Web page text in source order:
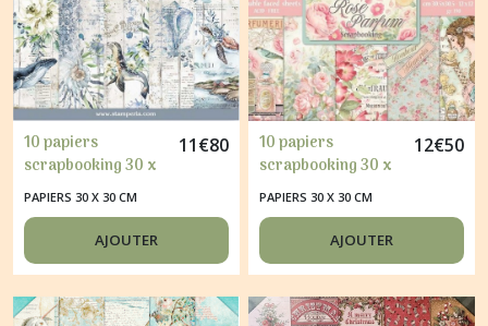
10 papiers
scrapbooking 30 x
30 cm STAMPERIA
ROMANTIC
COLLECTION SEA
DREAM
11€80
PAPIERS 30 X 30 CM
AJOUTER
10 papiers
scrapbooking 30 x
30 cm STAMPERIA
ROSE PARFUM
12€50
PAPIERS 30 X 30 CM
AJOUTER